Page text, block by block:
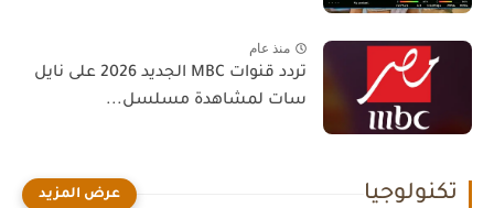
منذ عام
تردد قنوات MBC الجديد 2026 على نايل
سات لمشاهدة مسلسل...
تكنولوجيا